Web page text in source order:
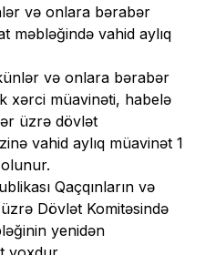
və onlara bərabər
məbləğində vahid aylıq
və onlara bərabər
xərci müavinəti, habelə
üzrə dövlət
vahid aylıq müavinət 1
Qaçqınların və
Dövlət Komitəsində
yenidən